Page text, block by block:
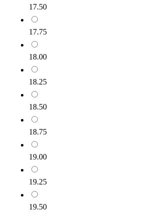
17.50
17.75
18.00
18.25
18.50
18.75
19.00
19.25
19.50